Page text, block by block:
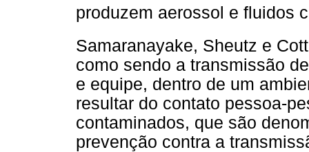
produzem aerossol e fluidos
Samaranayake, Sheutz e
como sendo a transmissão
e equipe, dentro de um
resultar do contato pessoa-
contaminados, que são
prevenção contra a